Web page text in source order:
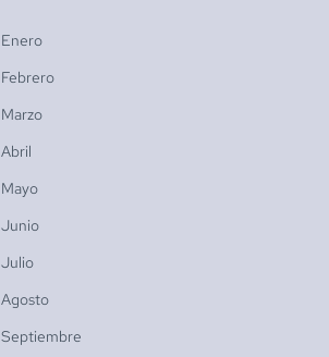
Enero
Febrero
Marzo
Abril
Mayo
Junio
Julio
Agosto
Septiembre